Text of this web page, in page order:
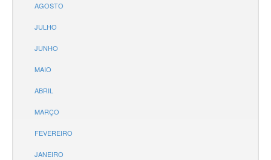
AGOSTO
JULHO
JUNHO
MAIO
ABRIL
MARÇO
FEVEREIRO
JANEIRO